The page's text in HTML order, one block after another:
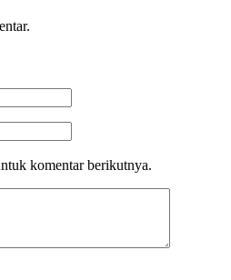
komentar berikutnya.